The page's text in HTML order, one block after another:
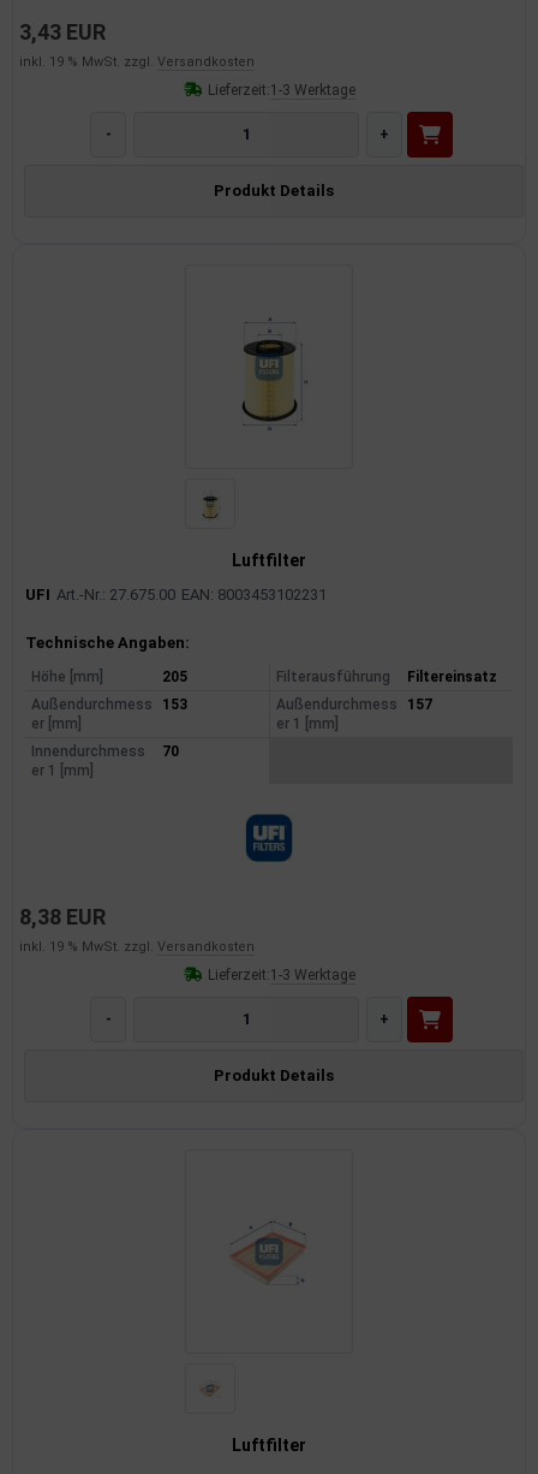
3,43 EUR
inkl. 19 % MwSt. zzgl. Versandkosten
Lieferzeit:1-3 Werktage
- +
Produkt Details
Luftfilter
UFI Art.-Nr.: 27.675.00 EAN: 8003453102231
Produktinformationen
Technische Angaben:
Höhe [mm] 205 Filterausführung
Filtereinsatz
Außendurchmess
er [mm]
153
Außendurchmess
er 1 [mm]
157
Innendurchmess
er 1 [mm]
70
8,38 EUR
inkl. 19 % MwSt. zzgl. Versandkosten
Lieferzeit:1-3 Werktage
- +
Produkt Details
Luftfilter